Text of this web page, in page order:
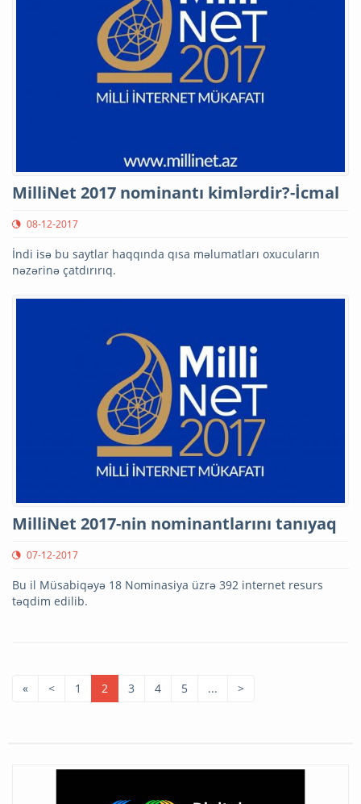
MilliNet 2017 nominantı kimlərdir?-İcmal
08-12-2017
İndi isə bu saytlar haqqında qısa məlumatları oxucuların
nəzərinə çatdırırıq.
MilliNet 2017-nin nominantlarını tanıyaq
07-12-2017
Bu il Müsabiqəyə 18 Nominasiya üzrə 392 internet resurs
təqdim edilib.
« < 1 2 3 4 5 ... >